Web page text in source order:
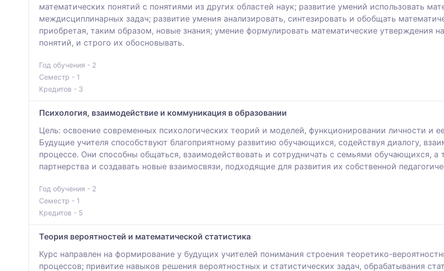
математических понятий с понятиями из других областей наук; развитие умений использовать
междисциплинарных задач; развитие умения анализировать, синтезировать и обобщать
приобретая, таким образом, новые знания; умение формулировать математические утверждения
понятий, и строго их обосновывать.
Год обучения - 2
Семестр - 1
Кредитов - 3
Психология, взаимодействие и коммуникация в образовании
Цель: освоение современных психологических теорий и моделей, функционировании личности и
Будущие учителя способствуют благоприятному развитию обучающихся, содействуя диалогу,
процессе. Они способны общаться, взаимодействовать и сотрудничать с семьями обучающихся, а
партнерства и создавать новые взаимосвязи, подходящие для развития их собственной
Год обучения - 2
Семестр - 1
Кредитов - 5
Теория вероятностей и математической статистика
Курс направлен на формирование у будущих учителей понимания строения теоретико-
процессов; привитие навыков решения вероятностных и статистических задач, обрабатывания